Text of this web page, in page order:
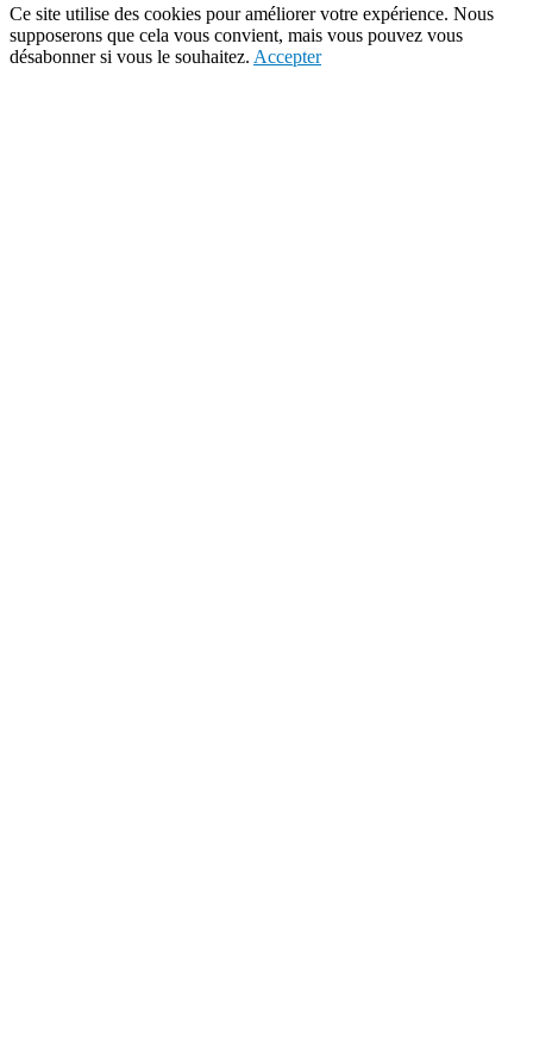
Ce site utilise des cookies pour améliorer votre expérience. Nous
supposerons que cela vous convient, mais vous pouvez vous
désabonner si vous le souhaitez. Accepter